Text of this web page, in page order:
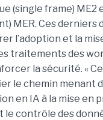
(single frame) ME2
MER. Ces derniers
l’adoption et la
traitements des
la sécurité. «
le chemin menant
en IA à la mise en
le contrôle des